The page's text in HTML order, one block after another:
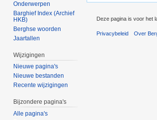
Onderwerpen
Barghief Index (Archief
HKB)
Berghse woorden
Jaartallen
Wijzigingen
Nieuwe pagina's
Nieuwe bestanden
Recente wijzigingen
Bijzondere pagina's
Alle pagina's
Deze pagina is voor het
Privacybeleid Over